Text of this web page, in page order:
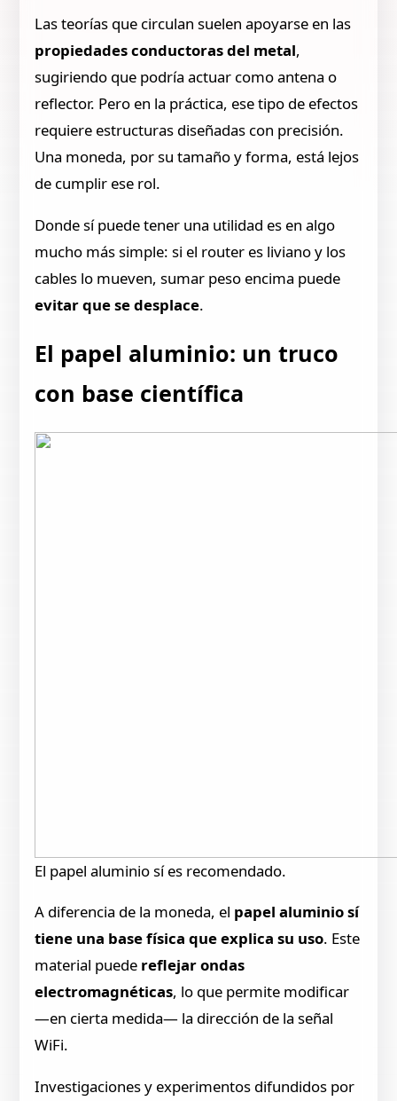
Las teorías que circulan suelen apoyarse en las
propiedades conductoras del metal,
sugiriendo que podría actuar como antena o
reflector. Pero en la práctica, ese tipo de efectos
requiere estructuras diseñadas con precisión.
Una moneda, por su tamaño y forma, está lejos
de cumplir ese rol.
Donde sí puede tener una utilidad es en algo
mucho más simple: si el router es liviano y los
cables lo mueven, sumar peso encima puede
evitar que se desplace.
El papel aluminio: un truco
con base científica
El papel aluminio sí es recomendado.
A diferencia de la moneda, el papel aluminio sí
tiene una base física que explica su uso. Este
material puede reflejar ondas
electromagnéticas, lo que permite modificar
—en cierta medida— la dirección de la señal
WiFi.
Investigaciones y experimentos difundidos por